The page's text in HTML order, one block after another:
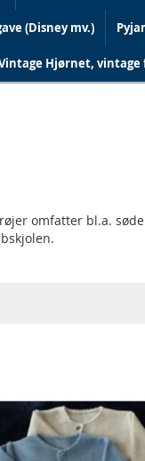
(Disney mv.)
Hjørnet, vintage
omfatter bl.a.